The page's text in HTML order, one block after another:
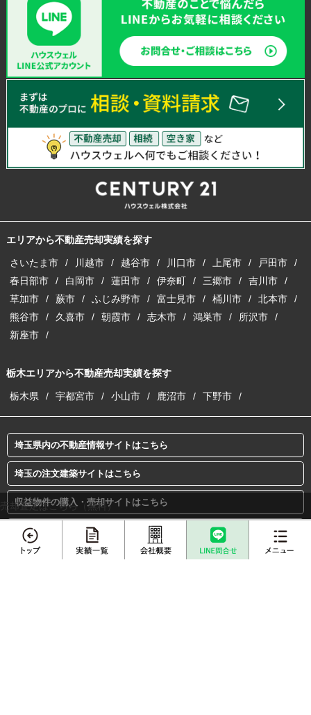
エリアから不動産売却実績を探す
さいたま市 川越市 越谷市 川口市 上尾市
戸田市
春日部市
白岡市 蓮田市 伊奈町 三郷市
吉川市
草加市
蕨市 ふじみ野市 富士見市 桶川市
北本市
熊谷市
久喜市 朝霞市 志木市 鴻巣市
所沢市
新座市
栃木エリアから不動産売却実績を探す
栃木県 宇都宮市 小山市 鹿沼市 下野市
埼玉県内の不動産情報サイトはこちら
埼玉の注文建築サイトはこちら
収益物件の購入・売却サイトはこちら
離婚専門サイトはこちら
賃貸総合サイトはこちら
売却査定はこちら（無料）